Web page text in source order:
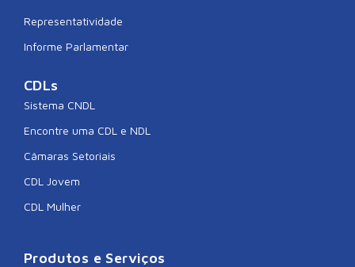
Representatividade
Informe Parlamentar
CDLs
Sistema CNDL
Encontre uma CDL e NDL
Câmaras Setoriais
CDL Jovem
CDL Mulher
Produtos e Serviços